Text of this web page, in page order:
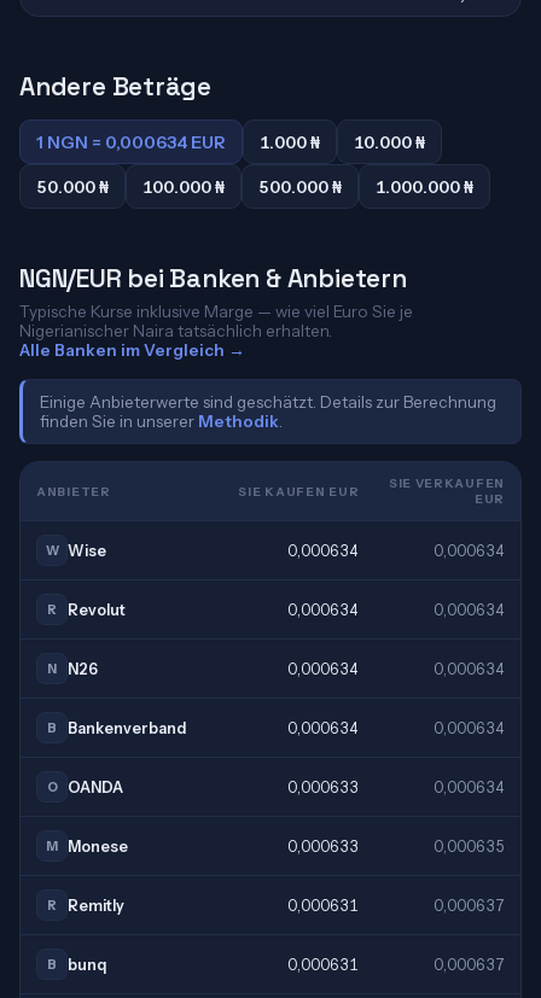
Andere Beträge
1 NGN = 0,000634 EUR 1.000 ₦ 10.000 ₦
50.000 ₦ 100.000 ₦ 500.000 ₦ 1.000.000 ₦
NGN/EUR bei Banken & Anbietern
Typische Kurse inklusive Marge — wie viel Euro Sie je
Nigerianischer Naira tatsächlich erhalten.
Alle Banken im Vergleich →
Einige Anbieterwerte sind geschätzt. Details zur Berechnung
finden Sie in unserer Methodik
ANBIETER SIE KAUFEN EUR
SIE VERKAUFEN
EUR
W Wise 0,000634 0,000634
R Revolut 0,000634 0,000634
N N26 0,000634 0,000634
B Bankenverband 0,000634 0,000634
O OANDA 0,000633 0,000634
M Monese 0,000633 0,000635
R Remitly 0,000631 0,000637
B bunq 0,000631 0,000637